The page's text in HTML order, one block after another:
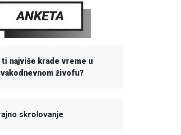
ANKETA
ti najviše krade vreme u
živofu?
skrolovanje